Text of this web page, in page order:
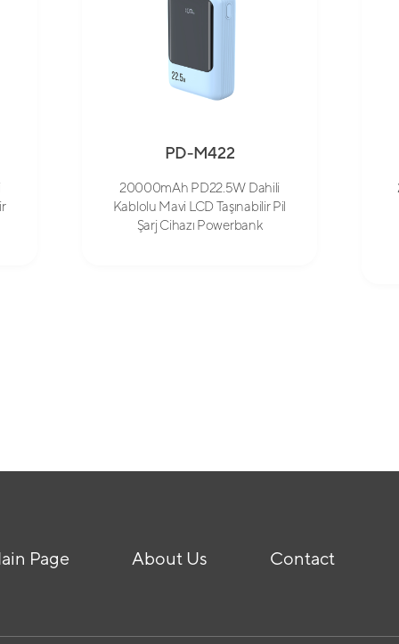
PD-M422
20000mAh PD22.5W Dahili
Kablolu Mavi LCD Taşınabilir Pil
Şarj Cihazı Powerbank
Page About Us Contact